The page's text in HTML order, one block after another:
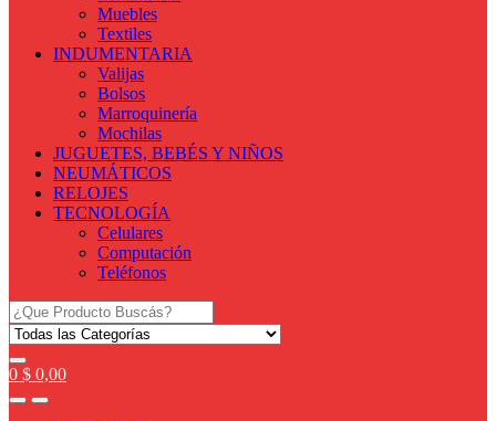
Muebles
Textiles
INDUMENTARIA
Valijas
Bolsos
Marroquinería
Mochilas
JUGUETES, BEBÉS Y NIÑOS
NEUMÁTICOS
RELOJES
TECNOLOGÍA
Celulares
Computación
Teléfonos
Search
for:
0 $ 0,00